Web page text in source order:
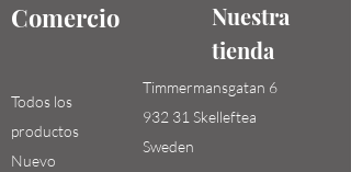
Comercio
Nuestra
tienda
Todos los
productos
Nuevo
Timmermansgatan 6
932 31 Skelleftea
Sweden